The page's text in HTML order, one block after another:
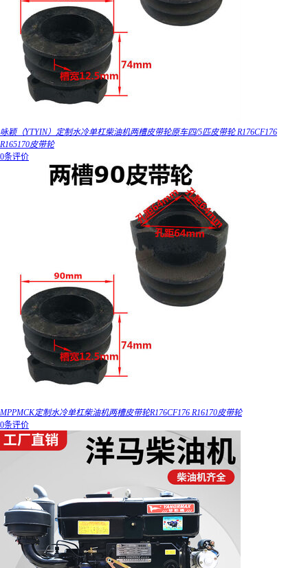
咏颖（YTYIN）定制水冷单杠柴油机两槽皮带轮原车四/5匹皮带轮 R176CF176
R165170皮带轮
0条评价
MPPMCK定制水冷单杠柴油机两槽皮带轮R176CF176 R16170皮带轮
0条评价